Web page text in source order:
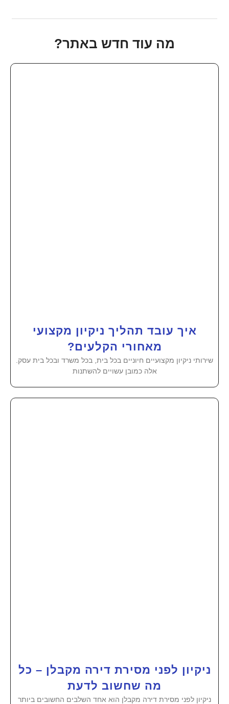
מה עוד חדש באתר?
איך עובד תהליך ניקיון מקצועי
מאחורי הקלעים?
שירותי ניקיון מקצועיים חיוניים בכל בית, בכל משרד ובכל בית עסק.
אלה כמובן עשויים להשתנות
ניקיון לפני מסירת דירה מקבלן – כל
מה שחשוב לדעת
ניקיון לפני מסירת דירה מקבלן הוא אחד השלבים החשובים ביותר